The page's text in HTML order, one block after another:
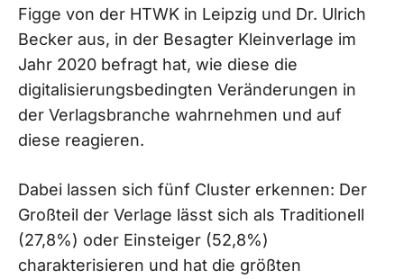
Figge von der HTWK in Leipzig und Dr. Ulrich
Becker aus, in der Besagter Kleinverlage im
Jahr 2020 befragt hat, wie diese die
digitalisierungsbedingten Veränderungen in
der Verlagsbranche wahrnehmen und auf
diese reagieren.
Dabei lassen sich fünf Cluster erkennen: Der
Großteil der Verlage lässt sich als Traditionell
(27,8%) oder Einsteiger (52,8%)
charakterisieren und hat die größten